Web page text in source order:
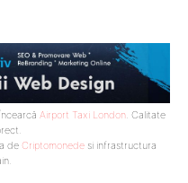
Airport Taxi London. Calitate
de Criptomonede si infrastructura